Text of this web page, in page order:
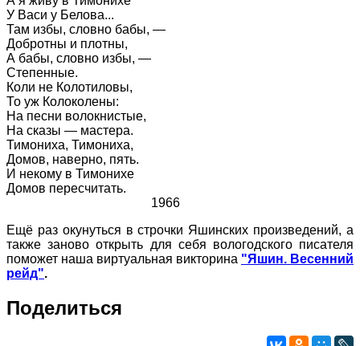
У Васи у Белова...
Там избы, словно бабы, —
Добротны и плотны,
А бабы, словно избы, —
Степенные.
Коли не Колотиловы,
То уж Колоколены:
На песни волокнистые,
На сказы — мастера.
Тимониха, Тимониха,
Домов, наверно, пять.
И некому в Тимонихе
Домов пересчитать.
1966
Ещё раз окунуться в строчки Яшинских произведений, а
также заново открыть для себя вологодского писателя
поможет наша виртуальная викторина "Яшин. Весенний
рейд".
Поделиться